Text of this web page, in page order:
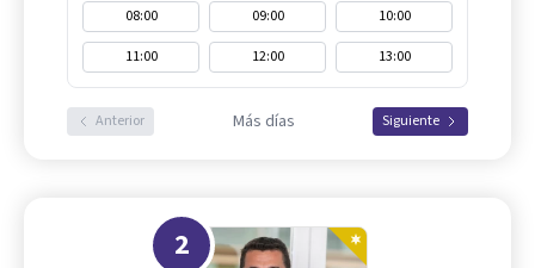
08:00 09:00
10:00
11:00
12:00 13:00
Anterior Más días Siguiente
2